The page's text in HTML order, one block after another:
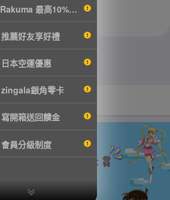
Rakuma 最高10%現折
推薦好友享好禮
日本空運優惠
zingala銀角零卡
寫開箱送回饋金
會員分級制度